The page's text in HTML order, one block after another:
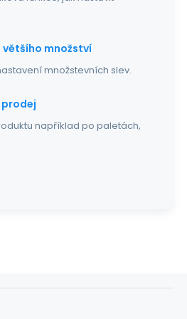
většího množství
množstevních slev.
například po paletách,